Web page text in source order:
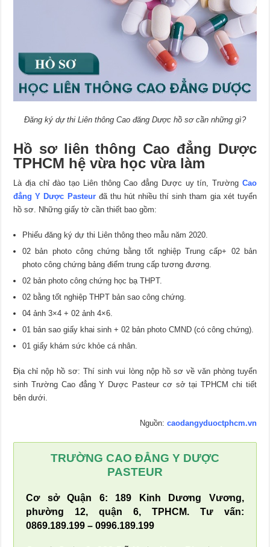
Đăng ký dự thi Liên thông Cao đăng Dược hồ sơ cần những gì?
Hồ sơ liên thông Cao đẳng Dược
TPHCM hệ vừa học vừa làm
Là địa chỉ đào tạo Liên thông Cao đẳng Dược uy tín, Trường Cao
đẳng Y Dược Pasteurđã thu hút nhiều thí sinh tham gia xét tuyển
hồ sơ. Những giấy tờ cần thiết bao gồm:
Phiếu đăng ký dự thi Liên thông theo mẫu năm 2020.
02 bản photo công chứng bằng tốt nghiệp Trung cấp+ 02 bản
photo công chứng bảng điểm trung cấp tương đương.
02 bản photo công chứng học bạ THPT.
02 bằng tốt nghiệp THPT bản sao công chứng.
04 ảnh 3×4 + 02 ảnh 4×6.
01 bản sao giấy khai sinh + 02 bản photo CMND (có công chứng).
01 giấy khám sức khỏe cá nhân.
Địa chỉ nộp hồ sơ: Thí sinh vui lòng nộp hồ sơ về văn phòng tuyển
sinh Trường Cao đẳng Y Dược Pasteur cơ sở tại TPHCM chi tiết
bên dưới.
Nguồn: caodangyduoctphcm.vn
TRƯỜNG CAO ĐẲNG Y DƯỢC
PASTEUR
Cơ sở Quận 6: 189 Kinh Dương Vương,
phường 12, quận 6, TPHCM. Tư vấn:
0869.189.199 – 0996.189.199